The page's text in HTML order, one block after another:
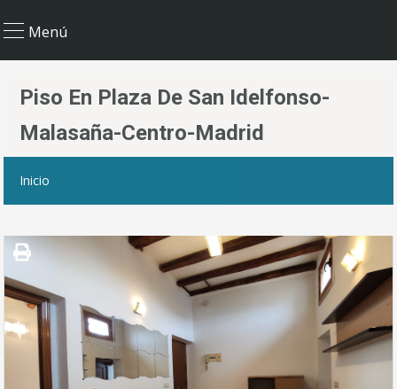
Menú
Piso En Plaza De San Idelfonso-
Malasaña-Centro-Madrid
Inicio